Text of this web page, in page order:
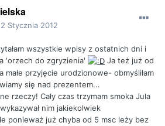
Stycznia 2012
wszystkie wpisy z ostatnich dni i
'orzech do zgryzienia'
Ja też już od
małe przyjęcie urodzionowe- obmyśliłam
się nad prezentem...
rzeczy! Cały czas trzymam smoka Jula
nim jakiekolwiek
ponieważ już chyba od 5 msc leży bez